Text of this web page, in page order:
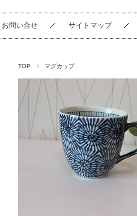
お問い合せ サイトマップ
TOP マグカップ